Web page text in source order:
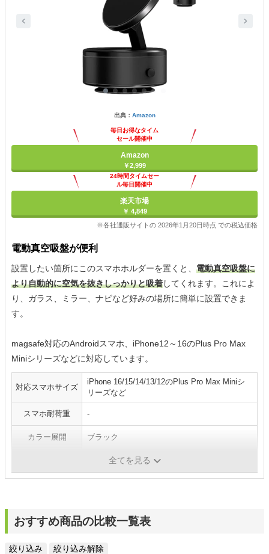
出典： Amazon
毎日お得なタイム
セール開催中
Amazon
￥2,999
24時間タイムセー
ル毎日開催中
楽天市場
￥ 4,849
※各社通販サイトの 2026年1月20日時点 での税込価格
電動真空吸盤が便利
設置したい箇所にこのスマホホルダーを置くと、 電動真空吸盤に
より自動的に空気を抜きしっかりと吸着してくれます。これによ
り、ガラス、ミラー、ナビなど好みの場所に簡単に設置できま
す。
magsafe対応のAndroidスマホ、iPhone12～16のPlus Pro Max
Miniシリーズなどに対応しています。
対応スマホサイズ
iPhone 16/15/14/13/12のPlus Pro Max Miniシ
リーズなど
スマホ耐荷重 -
カラー展開 ブラック
電動真空吸盤、磁気吸着
全てを見る
おすすめ商品の比較一覧表
絞り込み
絞り込み解除